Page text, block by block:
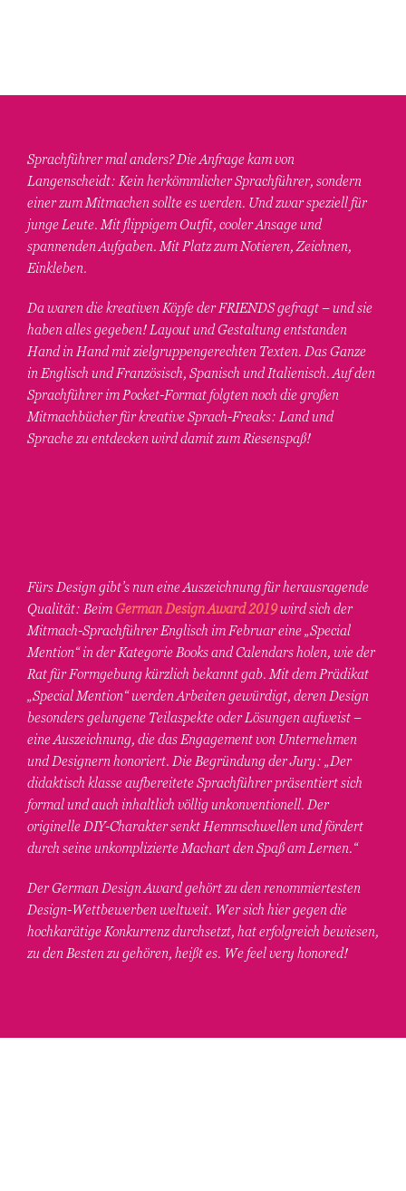
Sprachführer mal anders? Die Anfrage kam von
Langenscheidt: Kein herkömmlicher Sprachführer, sondern
einer zum Mitmachen sollte es werden. Und zwar speziell für
junge Leute. Mit flippigem Outfit, cooler Ansage und
spannenden Aufgaben. Mit Platz zum Notieren, Zeichnen,
Einkleben.
Da waren die kreativen Köpfe der FRIENDS gefragt – und sie
haben alles gegeben! Layout und Gestaltung entstanden
Hand in Hand mit zielgruppengerechten Texten. Das Ganze
in Englisch und Französisch, Spanisch und Italienisch. Auf den
Sprachführer im Pocket-Format folgten noch die großen
Mitmachbücher für kreative Sprach-Freaks: Land und
Sprache zu entdecken wird damit zum Riesenspaß!
Fürs Design gibt’s nun eine Auszeichnung für herausragende
Qualität: Beim German Design Award 2019wird sich der
Mitmach-Sprachführer Englisch im Februar eine „Special
Mention“ in der Kategorie Books and Calendars holen, wie der
Rat für Formgebung kürzlich bekannt gab. Mit dem Prädikat
„Special Mention“ werden Arbeiten gewürdigt, deren Design
besonders gelungene Teilaspekte oder Lösungen aufweist –
eine Auszeichnung, die das Engagement von Unternehmen
und Designern honoriert. Die Begründung der Jury: „Der
didaktisch klasse aufbereitete Sprachführer präsentiert sich
formal und auch inhaltlich völlig unkonventionell. Der
originelle DIY-Charakter senkt Hemmschwellen und fördert
durch seine unkomplizierte Machart den Spaß am Lernen.“
Der German Design Award gehört zu den renommiertesten
Design-Wettbewerben weltweit. Wer sich hier gegen die
hochkarätige Konkurrenz durchsetzt, hat erfolgreich bewiesen,
zu den Besten zu gehören, heißt es. We feel very honored!